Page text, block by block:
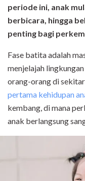
periode ini, anak
berbicara, hingga
penting bagi
Fase batita adalah
menjelajah
orang-orang di
pertama kehidupan
kembang, di mana
anak berlangsung